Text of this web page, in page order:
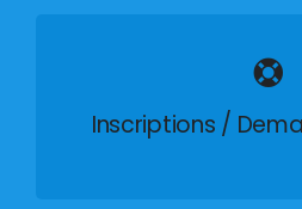
Inscriptions /